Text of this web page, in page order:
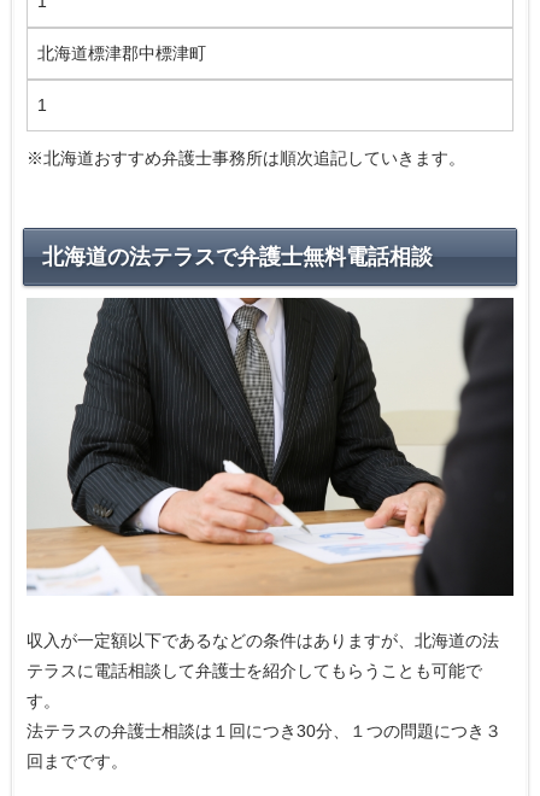
北海道標津郡中標津町
1
※北海道おすすめ弁護士事務所は順次追記していきます。
北海道の法テラスで弁護士無料電話相談
収入が一定額以下であるなどの条件はありますが、北海道の法
テラスに電話相談して弁護士を紹介してもらうことも可能で
す。
法テラスの弁護士相談は１回につき30分、１つの問題につき３
回までです。